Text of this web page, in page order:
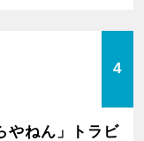
4
やねん」トラビ